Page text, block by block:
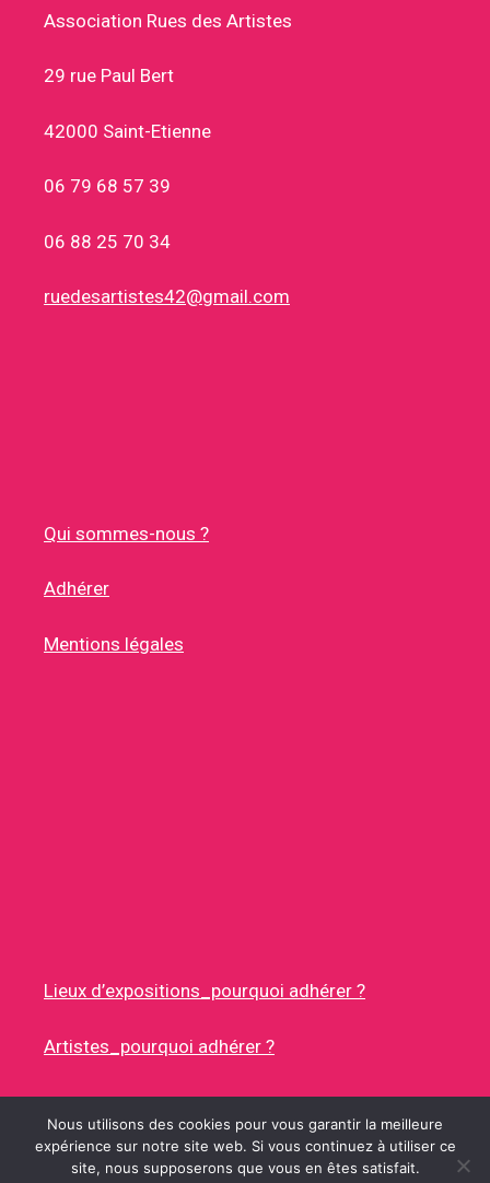
Association Rues des Artistes
29 rue Paul Bert
42000 Saint-Etienne
06 79 68 57 39
06 88 25 70 34
ruedesartistes42@gmail.com
Qui sommes-nous ?
Adhérer
Mentions légales
Lieux d’expositions_pourquoi adhérer ?
Artistes_pourquoi adhérer ?
© 2026 RUES DES ARTISTES• CONSTRUIT AVEC
Nous utilisons des cookies pour vous garantir la meilleure
expérience sur notre site web. Si vous continuez à utiliser ce
site, nous supposerons que vous en êtes satisfait.